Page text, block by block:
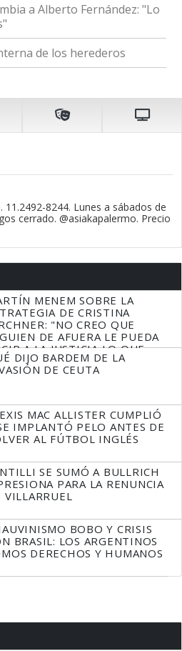
a Alberto Fernández: "Lo
de los herederos
11.2492-8244. Lunes a sábados de
cerrado. @asiakapalermo. Precio
MENEM SOBRE LA
DE CRISTINA
"NO CREO QUE
DE AFUERA LE PUEDA
A LA JUSTICIA LO QUE
QUE HACER"
DIJO BARDEM DE LA
DE CEUTA
MAC ALLISTER CUMPLIÓ
IMPLANTÓ PELO ANTES DE
AL FÚTBOL INGLÉS
SE SUMÓ A BULLRICH
PARA LA RENUNCIA
VILLARRUEL
BOBO Y CRISIS
BRASIL: LOS ARGENTINOS
DERECHOS Y HUMANOS